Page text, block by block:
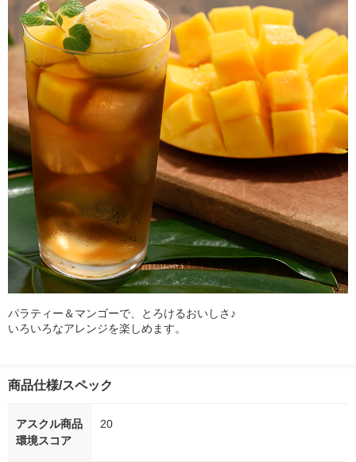
パラティー＆マンゴーで、とろけるおいしさ♪
いろいろなアレンジを楽しめます。
商品仕様/スペック
アスクル商品
環境スコア
20